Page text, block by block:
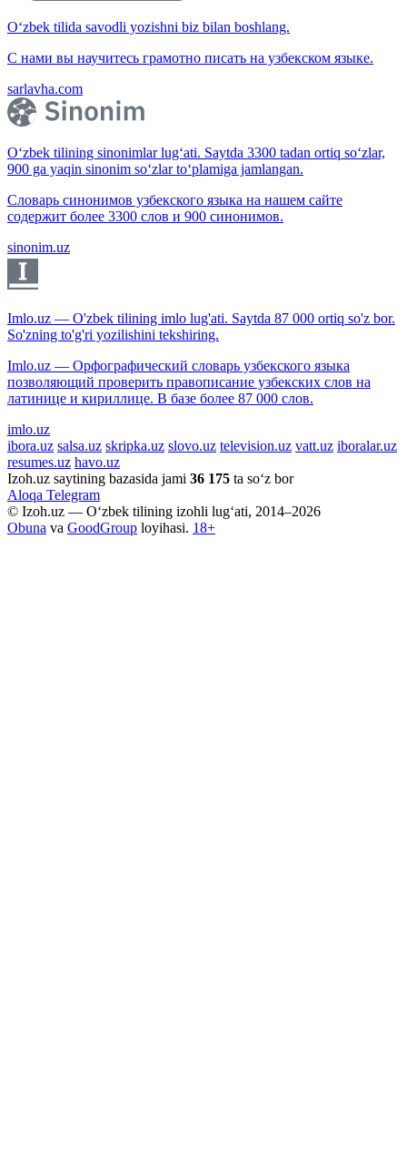
O‘zbek tilida savodli yozishni biz bilan boshlang.
С нами вы научитесь грамотно писать на узбекском языке.
sarlavha.com
O‘zbek tilining sinonimlar lug‘ati. Saytda 3300 tadan ortiq so‘zlar,
900 ga yaqin sinonim so‘zlar to‘plamiga jamlangan.
Словарь синонимов узбекского языка на нашем сайте
содержит более 3300 слов и 900 синонимов.
sinonim.uz
Imlo.uz — O'zbek tilining imlo lug'ati. Saytda 87 000 ortiq so'z bor.
So'zning to'g'ri yozilishini tekshiring.
Imlo.uz — Орфографический словарь узбекского языка
позволяющий проверить правописание узбекских слов на
латинице и кириллице. В базе более 87 000 слов.
imlo.uz
ibora.uz salsa.uz skripka.uz slovo.uz television.uz vatt.uz iboralar.uz
resumes.uz havo.uz
Izoh.uz saytining bazasida jami 36 175 ta so‘z bor
Aloqa Telegram
© Izoh.uz — O‘zbek tilining izohli lug‘ati, 2014–2026
Obuna va GoodGroup loyihasi. 18+